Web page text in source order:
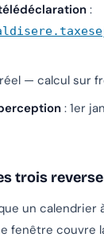
:
— calcul sur
: 1er
trois
un calendrier
fenêtre couvre